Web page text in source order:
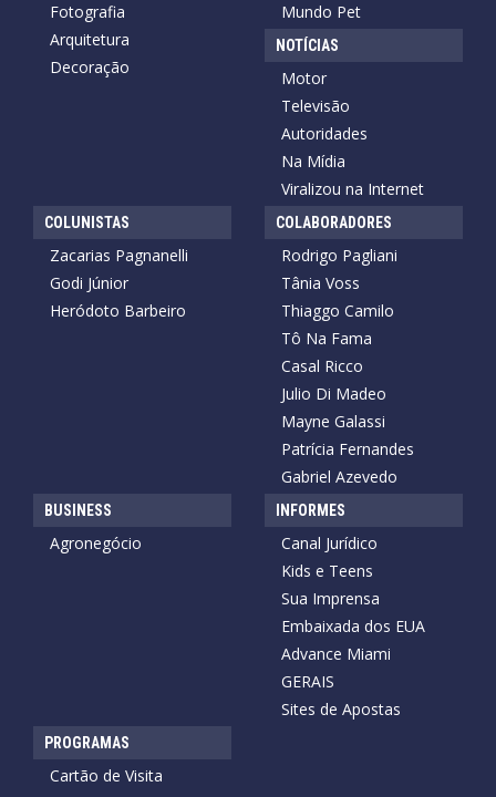
Fotografia
Arquitetura
Decoração
Mundo Pet
NOTÍCIAS
Motor
Televisão
Autoridades
Na Mídia
Viralizou na Internet
COLUNISTAS
Zacarias Pagnanelli
Godi Júnior
Heródoto Barbeiro
COLABORADORES
Rodrigo Pagliani
Tânia Voss
Thiaggo Camilo
Tô Na Fama
Casal Ricco
Julio Di Madeo
Mayne Galassi
Patrícia Fernandes
Gabriel Azevedo
BUSINESS
Agronegócio
INFORMES
Canal Jurídico
Kids e Teens
Sua Imprensa
Embaixada dos EUA
Advance Miami
GERAIS
Sites de Apostas
PROGRAMAS
Cartão de Visita